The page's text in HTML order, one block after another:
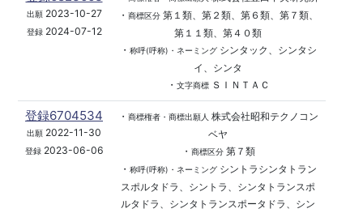
出願2023-10-27
登録2024-07-12
・ 商標区分第１類、第２類、第６類、第７類、
第１１類、第４０類
・ 称呼(呼称)・ネーミングシンタック、シンタシ
イ、シンタ
・ 文字商標ＳＩＮＴＡＣ
登録6704534
出願 2022-11-30
登録2023-06-06
・ 商標権者・商標出願人 株式会社昭和テクノコン
ベヤ
・ 商標区分第７類
・ 称呼(呼称)・ネーミングシントラシンタトラン
スポルタドラ、シントラ、シンタトランスポ
ルタドラ、シンタトランスポータドラ、シン